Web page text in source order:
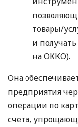
товары/
и
на ОККО).
Она
предприятия
операции по
счета,